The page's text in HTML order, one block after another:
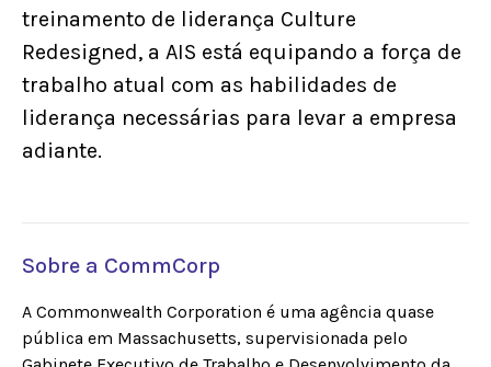
treinamento de liderança Culture
Redesigned, a AIS está equipando a força de
trabalho atual com as habilidades de
liderança necessárias para levar a empresa
adiante.
Sobre a CommCorp
A Commonwealth Corporation é uma agência quase
pública em Massachusetts, supervisionada pelo